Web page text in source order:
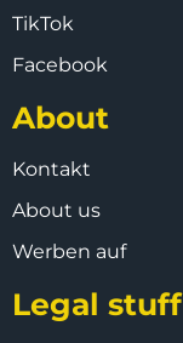
TikTok
Facebook
About
Kontakt
About us
Werben auf
Legal stuff